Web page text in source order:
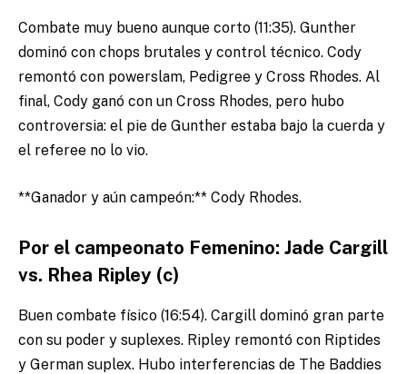
Combate muy bueno aunque corto (11:35). Gunther
dominó con chops brutales y control técnico. Cody
remontó con powerslam, Pedigree y Cross Rhodes. Al
final, Cody ganó con un Cross Rhodes, pero hubo
controversia: el pie de Gunther estaba bajo la cuerda y
el referee no lo vio.
**Ganador y aún campeón:** Cody Rhodes.
Por el campeonato Femenino: Jade Cargill
vs. Rhea Ripley (c)
Buen combate físico (16:54). Cargill dominó gran parte
con su poder y suplexes. Ripley remontó con Riptides
y German suplex. Hubo interferencias de The Baddies